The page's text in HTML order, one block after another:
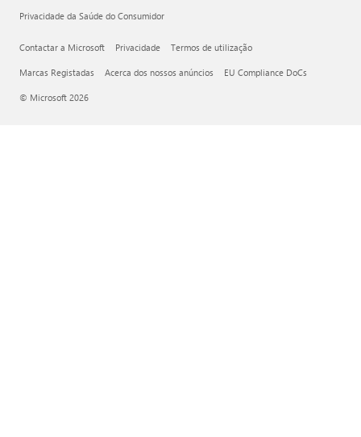
Privacidade da Saúde do Consumidor
Contactar a Microsoft Privacidade Termos de utilização
Marcas Registadas Acerca dos nossos anúncios EU Compliance DoCs
© Microsoft 2026